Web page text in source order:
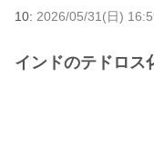
10: 2026/05/31(日)
インドのテドロス